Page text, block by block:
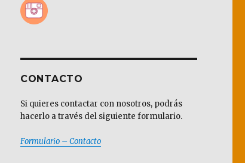
CONTACTO
Si quieres contactar con nosotros, podrás
hacerlo a través del siguiente formulario.
Formulario – Contacto